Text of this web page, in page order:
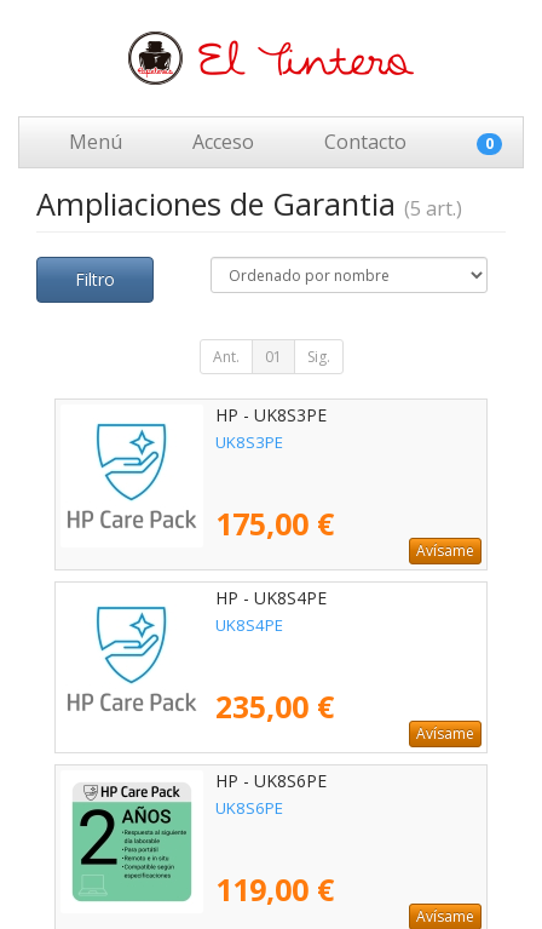
Menú Acceso Contacto 0
Ampliaciones de Garantia (5 art.)
Filtro
Ant. 01 Sig.
HP - UK8S3PE
UK8S3PE
175,00 €
Avísame
HP - UK8S4PE
UK8S4PE
235,00 €
Avísame
HP - UK8S6PE
UK8S6PE
119,00 €
Avísame